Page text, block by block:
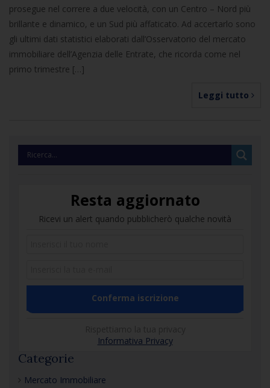
prosegue nel correre a due velocità, con un Centro – Nord più
brillante e dinamico, e un Sud più affaticato. Ad accertarlo sono
gli ultimi dati statistici elaborati dall’Osservatorio del mercato
immobiliare dell’Agenzia delle Entrate, che ricorda come nel
primo trimestre […]
Leggi tutto
Resta aggiornato
Ricevi un alert quando pubblicherò qualche novità
Informativa Privacy
Categorie
Mercato Immobiliare